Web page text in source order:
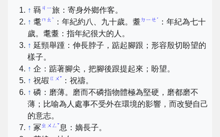
↑ 羇 ㄐㄧ旅：寄身外鄉作客。
↑ 耄ㄇㄠˋ ：年紀約八、九十歲。耋 ㄉㄧㄝˊ
：年紀為七十
歲。耄耋：指年紀很大的人。
↑ 延頸舉踵：伸長脖子，踮起腳跟；形容殷切盼望的
樣子。
↑ 企：踮著腳尖，把腳後跟提起來；盼望。
↑ 祝嘏 ㄍㄨˇ ：祝禱。
↑ 磷：磨薄。磨而不磷指物體極為堅硬，磨都磨不
薄；比喻為人處事不受外在環境的影響，而改變自己
的意志。
↑ 冢 ㄓㄨㄥˇ息：嫡長子。